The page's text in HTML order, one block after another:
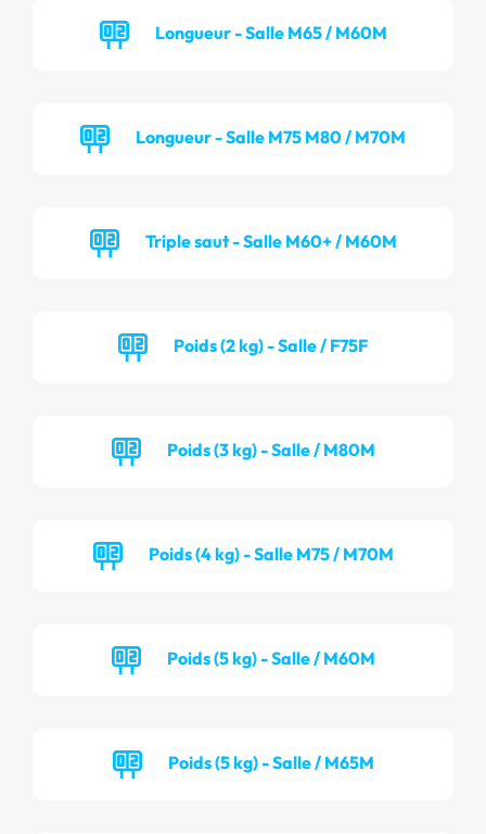
Longueur - Salle M65 / M60M
Longueur - Salle M75 M80 / M70M
Triple saut - Salle M60+ / M60M
Poids (2 kg) - Salle / F75F
Poids (3 kg) - Salle / M80M
Poids (4 kg) - Salle M75 / M70M
Poids (5 kg) - Salle / M60M
Poids (5 kg) - Salle / M65M